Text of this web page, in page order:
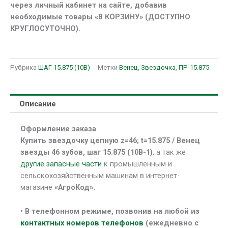
через личный кабинет на сайте, добавив
необходимые товары «В КОРЗИНУ» (ДОСТУПНО
КРУГЛОСУТОЧНО).
Рубрика ШАГ 15.875 (10В) Метки Венец, Звездочка, ПР-15.875
Описание
Оформление заказа
Купить звездочку цепную z=46; t=15.875 / Венец
звезды 46 зубов, шаг 15.875 (10В-1), а так же
другие запасные части к промышленным и
сельскохозяйственным машинам в интернет-
магазине «АгроКод».
• В телефонном режиме, позвонив на любой из
контактных номеров телефонов (ежедневно с